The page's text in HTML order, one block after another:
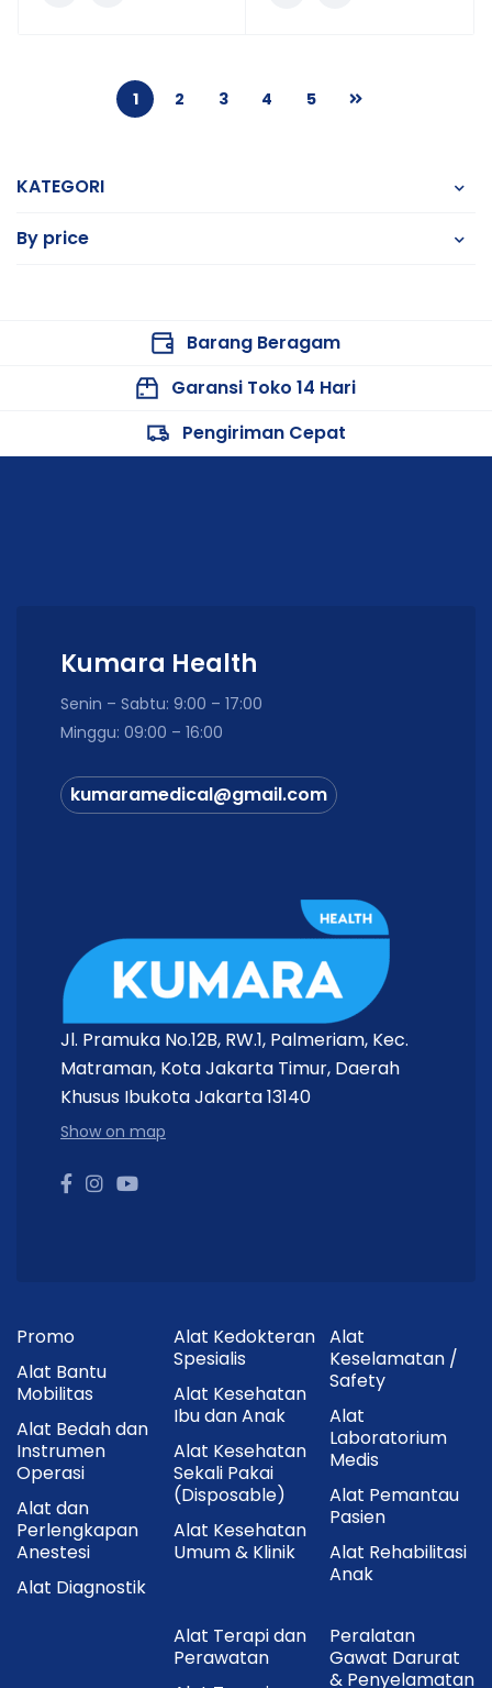
KATEGORI
By price
1 2 3 4 5
Barang Beragam
Garansi Toko 14 Hari
Pengiriman Cepat
Kumara Health
Senin – Sabtu: 9:00 – 17:00
Minggu: 09:00 – 16:00
kumaramedical@gmail.com
Jl. Pramuka No.12B, RW.1, Palmeriam, Kec.
Matraman, Kota Jakarta Timur, Daerah
Khusus Ibukota Jakarta 13140
Show on map
Promo
Alat Bantu
Mobilitas
Alat Bedah dan
Instrumen
Operasi
Alat dan
Perlengkapan
Anestesi
Alat Diagnostik
Alat Kedokteran
Spesialis
Alat Kesehatan
Ibu dan Anak
Alat Kesehatan
Sekali Pakai
(Disposable)
Alat Kesehatan
Umum & Klinik
Alat
Keselamatan /
Safety
Alat
Laboratorium
Medis
Alat Pemantau
Pasien
Alat Rehabilitasi
Anak
Alat Terapi dan
Perawatan
Peralatan
Gawat Darurat
& Penyelamatan